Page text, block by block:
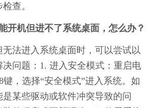
查。
开机但进不了系统桌面，怎么办？
法进入系统桌面时，可以尝试以
问题：1. 进入安全模式：重启电
键，选择“安全模式”进入系统。如
某些驱动或软件冲突导致的问